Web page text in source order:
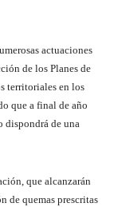
actuaciones
de los Planes de
territoriales en los
que a final de año
dispondrá de una
que alcanzarán
de quemas prescritas